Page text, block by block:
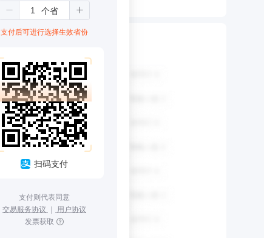
支付后可进行选择生效省份
扫码支付
支付则代表同意
交易服务协议 ｜ 用户协议
发票获取